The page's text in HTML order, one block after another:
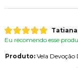
Tatiana
Eu recomendo esse
Produto:Vela Devoção